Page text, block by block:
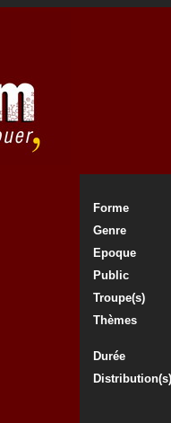
Forme
Genre
Epoque
Public
Troupe(s)
Thèmes
Durée
Distribution(s)